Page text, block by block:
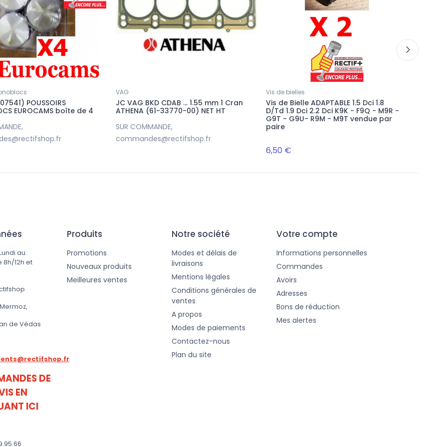
POUSSOIRS
EUROCAMS boîte de 4
VAG
JC VAG BKD CDAB ... 1.55 mm 1 Cran
ATHENA (61-33770-00) NET HT
SUR COMMANDE,
commandes@rectifshop.fr
Vis de bielles
Vis de Bielle ADAPTABLE 1.5 Dci 1.8
D/Td 1.9 Dci 2.2 Dci K9K - F9Q - M9R -
G9T - G9U- R9M - M9T vendue par
paire
6,50 €
au
8h/12h et
de Védas
DE
EN
ICI
Produits
Promotions
Nouveaux produits
Meilleures ventes
Notre société
Modes et délais de
livraisons
Mentions légales
Conditions générales de
ventes
A propos
Modes de paiements
Contactez-nous
Plan du site
Votre compte
Informations personnelles
Commandes
Avoirs
Adresses
Bons de réduction
Mes alertes